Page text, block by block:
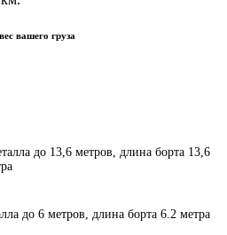
вашего груза
до 13,6 метров, длина борта 13,6
до 6 метров, длина борта 6.2 метра